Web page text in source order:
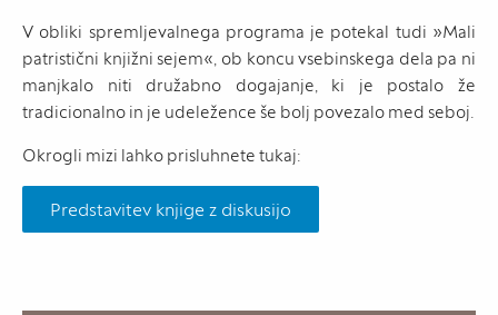
V obliki spremljevalnega programa je potekal tudi »Mali
patristični knjižni sejem«, ob koncu vsebinskega dela pa ni
manjkalo niti družabno dogajanje, ki je postalo že
tradicionalno in je udeležence še bolj povezalo med seboj.
Okrogli mizi lahko prisluhnete tukaj:
Predstavitev knjige z diskusijo